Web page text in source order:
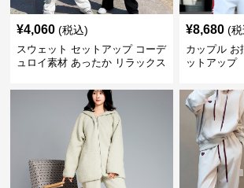
¥4,060 (税込)
スウェット セットアップ コーデ
ュロイ素材 あったか リラックス
¥8,680 (
カップル お
ットアップ